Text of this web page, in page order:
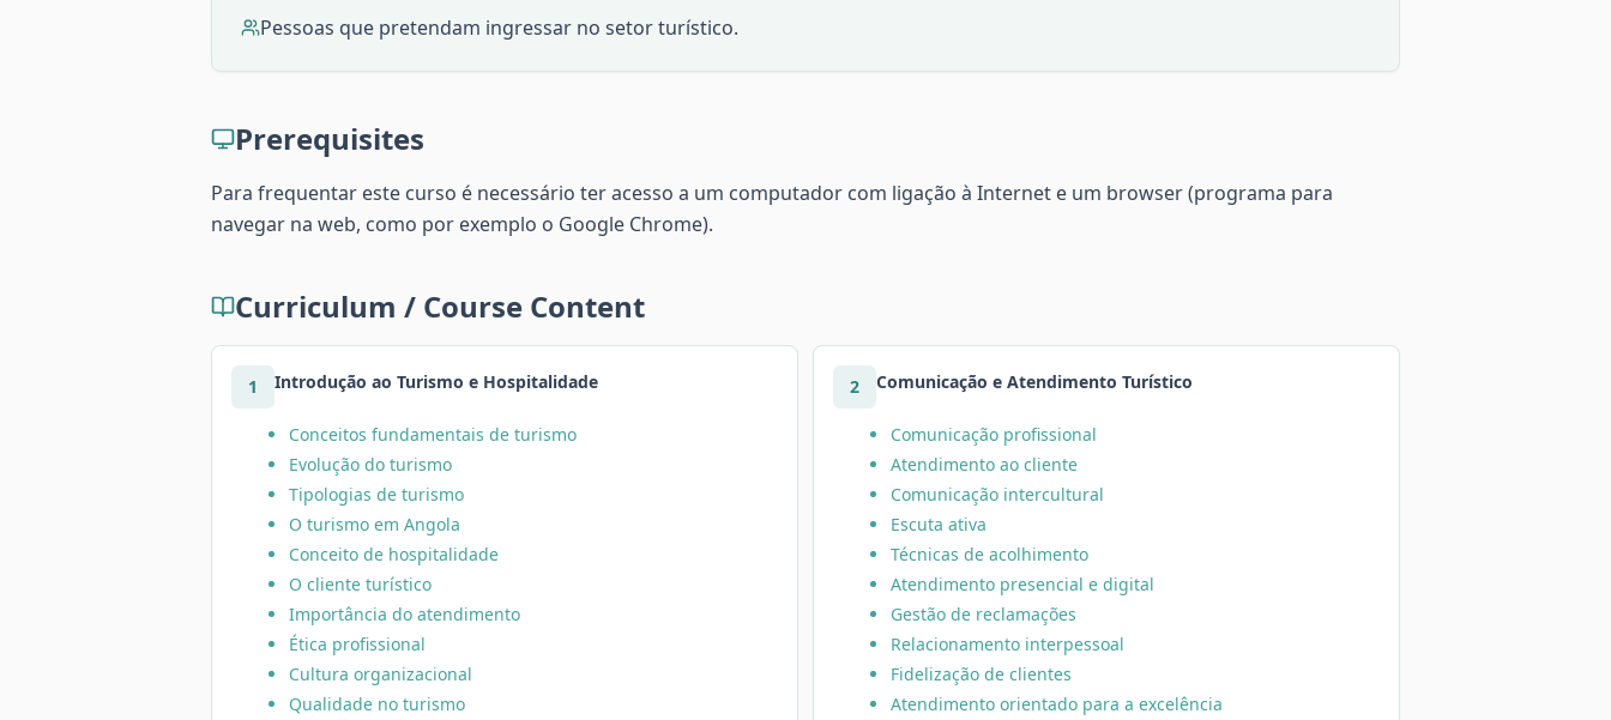
Pessoas que pretendam ingressar no setor turístico.
Prerequisites
Para frequentar este curso é necessário ter acesso a um computador com ligação à Internet e um browser (programa para
navegar na web, como por exemplo o Google Chrome).
Curriculum / Course Content
1 Introdução ao Turismo e Hospitalidade
Conceitos fundamentais de turismo
Evolução do turismo
Tipologias de turismo
O turismo em Angola
Conceito de hospitalidade
O cliente turístico
Importância do atendimento
Ética profissional
Cultura organizacional
Qualidade no turismo
2 Comunicação e Atendimento Turístico
Comunicação profissional
Atendimento ao cliente
Comunicação intercultural
Escuta ativa
Técnicas de acolhimento
Atendimento presencial e digital
Gestão de reclamações
Relacionamento interpessoal
Fidelização de clientes
Atendimento orientado para a excelência